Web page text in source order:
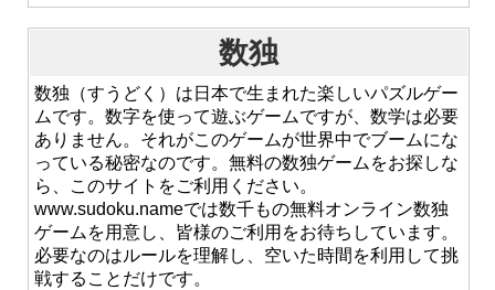
数独
数独（すうどく）は日本で生まれた楽しいパズルゲー
ムです。数字を使って遊ぶゲームですが、数学は必要
ありません。それがこのゲームが世界中でブームにな
っている秘密なのです。無料の数独ゲームをお探しな
ら、このサイトをご利用ください。
www.sudoku.nameでは数千もの無料オンライン数独
ゲームを用意し、皆様のご利用をお待ちしています。
必要なのはルールを理解し、空いた時間を利用して挑
戦することだけです。